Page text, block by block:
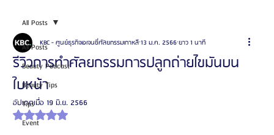
All Posts
Beauty Podcast
Beauty Tips
Tips
Event
All Posts
รีวิวการทำศัลยกรรมการปลูกถ่ายไขมันบน
ใบหน้า
KBC - ศูนย์ธุรกิจเอเจนซี่ศัลยกรรมเกาหลี13 ม.ค. 2566ยาว 1 นาที
อัปเดตเมื่อ 19 มิ.ย. 2566
ได้รับ NaN เต็ม 5 ดาว